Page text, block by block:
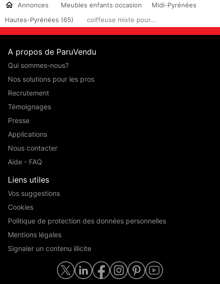
Annonces Meubles enfants occasion
Midi-Pyrénées
Hautes-Pyrénées (65)
coiffeuse mixte pour...
A propos de ParuVendu
Qui sommes-nous?
Nos solutions pour les pros
Recrutement
Témoignages
Presse
Applications
Nous contacter
Aide - FAQ
Liens utiles
Vos suggestions
Cookies
Politique de protection des données personnelles
Mentions légales
Signaler un contenu illicite